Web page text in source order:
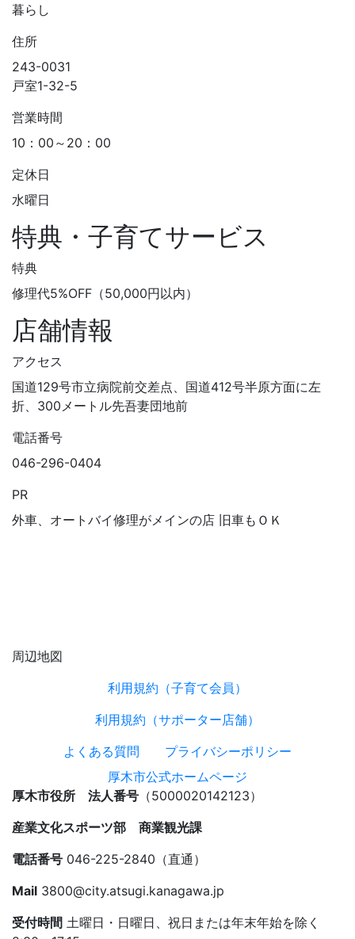
暮らし
住所
243-0031
戸室1-32-5
営業時間
10：00～20：00
定休日
水曜日
特典・子育てサービス
特典
修理代5%OFF（50,000円以内）
店舗情報
アクセス
国道129号市立病院前交差点、国道412号半原方面に左
折、300メートル先吾妻団地前
電話番号
046-296-0404
PR
外車、オートバイ修理がメインの店 旧車もＯＫ
周辺地図
利用規約（子育て会員）
利用規約（サポーター店舗）
よくある質問
プライバシーポリシー
厚木市公式ホームページ
厚木市役所 法人番号 （5000020142123）
産業文化スポーツ部 商業観光課
電話番号 046-225-2840（直通）
Mail 3800@city.atsugi.kanagawa.jp
受付時間 土曜日・日曜日、祝日または年末年始を除く